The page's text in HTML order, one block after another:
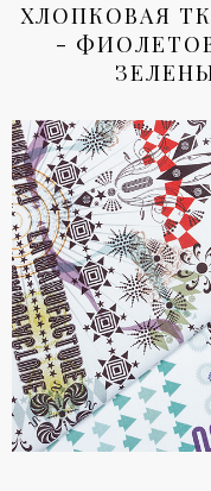
ХЛОПКОВАЯ
-